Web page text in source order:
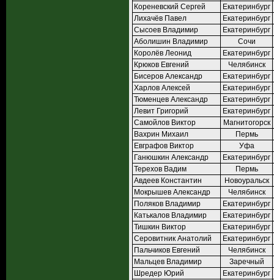
Кореневский Сергей
Екатеринбург
Лихачёв Павел
Екатеринбург
Сысоев Владимир
Екатеринбург
Аболишин Владимир
Сочи
Королёв Леонид
Екатеринбург
Крюков Евгений
Челябинск
Бисеров Александр
Екатеринбург
Харлов Алексей
Екатеринбург
Тюменцев Александр
Екатеринбург
Левит Григорий
Екатеринбург
Самойлов Виктор
Магнитогорск
Вахрин Михаил
Пермь
Евграфов Виктор
Уфа
Ганюшкин Александр
Екатеринбург
Терехов Вадим
Пермь
Авдеев Константин
Новоуральск
Мокрышев Александр
Челябинск
Поляков Владимир
Екатеринбург
Катькалов Владимир
Екатеринбург
Тишкин Виктор
Екатеринбург
Серовитник Анатолий
Екатеринбург
Пальчиков Евгений
Челябинск
Мальцев Владимир
Заречный
Шредер Юрий
Екатеринбург